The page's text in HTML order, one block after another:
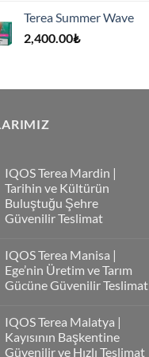
Terea Summer Wave
2,400.00₺
IQOS Terea Mardin |
Tarihin ve Kültürün
Buluştuğu Şehre
Güvenilir Teslimat
IQOS Terea Manisa |
Ege’nin Üretim ve Tarım
Gücüne Güvenilir Teslimat
IQOS Terea Malatya |
Kayısının Başkentine
Güvenilir ve Hızlı Teslimat